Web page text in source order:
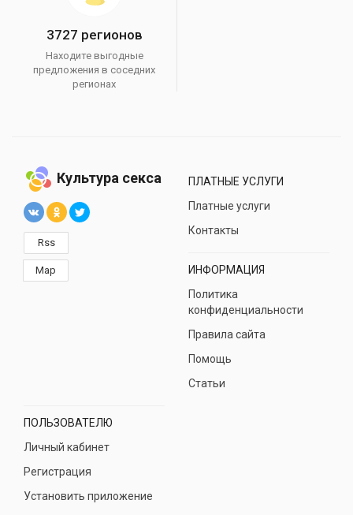
3727 регионов
Находите выгодные
предложения в соседних
регионах
Культура секса
Rss
Map
ПЛАТНЫЕ УСЛУГИ
Платные услуги
Контакты
ИНФОРМАЦИЯ
Политика
конфиденциальности
Правила сайта
Помощь
Статьи
ПОЛЬЗОВАТЕЛЮ
Личный кабинет
Регистрация
Установить приложение